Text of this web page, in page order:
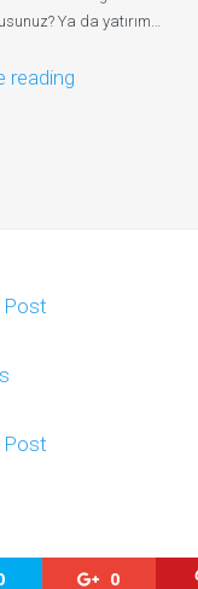
Ya da yatırım…
reading
Post
Post
0